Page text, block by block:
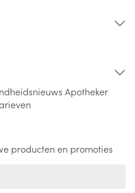
Apotheker
producten en promoties